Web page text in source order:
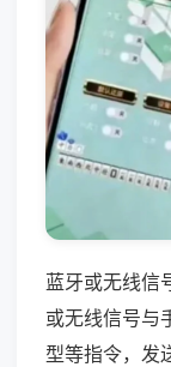
蓝牙或无线信
或无线信号与
型等指令，发